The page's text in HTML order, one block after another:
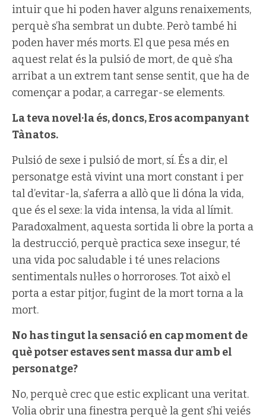
intuir que hi poden haver alguns renaixements,
perquè s’ha sembrat un dubte. Però també hi
poden haver més morts. El que pesa més en
aquest relat és la pulsió de mort, de què s’ha
arribat a un extrem tant sense sentit, que ha de
començar a podar, a carregar-se elements.
La teva novel·la és, doncs, Eros acompanyant
Tànatos.
Pulsió de sexe i pulsió de mort, sí. És a dir, el
personatge està vivint una mort constant i per
tal d’evitar-la, s’aferra a allò que li dóna la vida,
que és el sexe: la vida intensa, la vida al límit.
Paradoxalment, aquesta sortida li obre la porta a
la destrucció, perquè practica sexe insegur, té
una vida poc saludable i té unes relacions
sentimentals nul·les o horroroses. Tot això el
porta a estar pitjor, fugint de la mort torna a la
mort.
No has tingut la sensació en cap moment de
què potser estaves sent massa dur amb el
personatge?
No, perquè crec que estic explicant una veritat.
Volia obrir una finestra perquè la gent s’hi veiés